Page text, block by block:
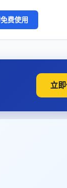
费使用
立